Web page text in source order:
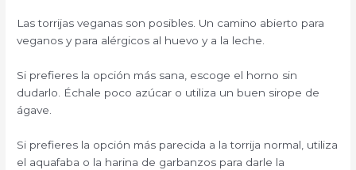
Las torrijas veganas son posibles. Un camino abierto para
veganos y para alérgicos al huevo y a la leche.
Si prefieres la opción más sana, escoge el horno sin
dudarlo. Échale poco azúcar o utiliza un buen sirope de
ágave.
Si prefieres la opción más parecida a la torrija normal, utiliza
el aquafaba o la harina de garbanzos para darle la